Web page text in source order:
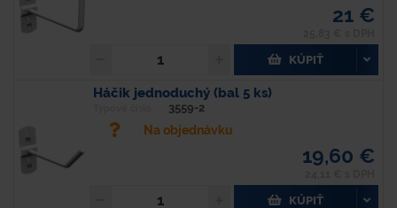
21 €
KÚPIŤ
Háčik jednoduchý (bal 5 ks)
3559-2
Na objednávku
19,60 €
KÚPIŤ